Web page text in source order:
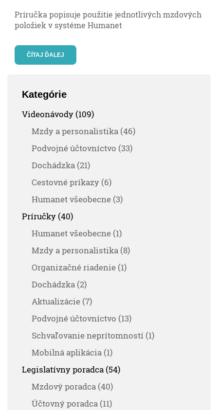
Príručka popisuje použitie jednotlivých mzdových
položiek v systéme Humanet
ČÍTAJ ĎALEJ
Kategórie
Videonávody (109)
Mzdy a personalistika (46)
Podvojné účtovníctvo (33)
Dochádzka (21)
Cestovné príkazy (6)
Humanet všeobecne (3)
Príručky (40)
Humanet všeobecne (1)
Mzdy a personalistika (8)
Organizačné riadenie (1)
Dochádzka (2)
Aktualizácie (7)
Podvojné účtovníctvo (13)
Schvaľovanie neprítomností (1)
Mobilná aplikácia (1)
Legislatívny poradca (54)
Mzdový poradca (40)
Účtovný poradca (11)